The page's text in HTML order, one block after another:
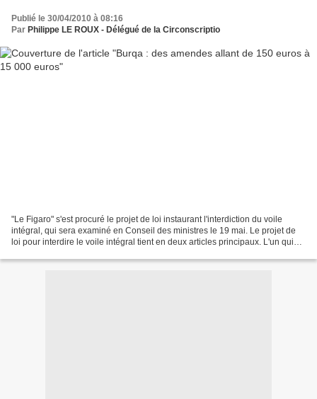
Publié le 30/04/2010 à 08:16
Par Philippe LE ROUX - Délégué de la Circonscriptio
"Le Figaro" s'est procuré le projet de loi instaurant l'interdiction du voile
intégral, qui sera examiné en Conseil des ministres le 19 mai. Le projet de
loi pour interdire le voile intégral tient en deux articles principaux. L'un qui